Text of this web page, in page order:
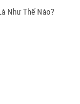
Như Thế Nào?